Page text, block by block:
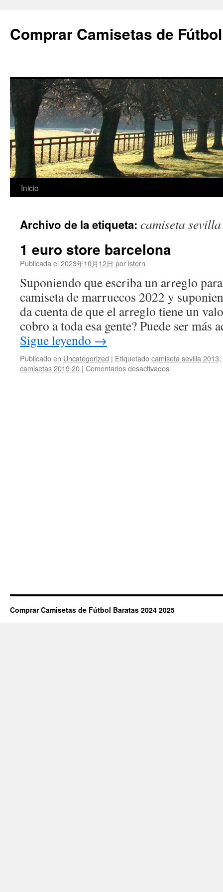
Comprar Camisetas de
Saltar
contenido
Inicio
Archivo de la etiqueta: camiseta
1 euro store barcelona
Publicada el 2023年10月12日 por istern
Suponiendo que escriba un arreglo
camiseta de marruecos 2022 y
da cuenta de que el arreglo tiene un
cobro a toda esa gente? Puede ser
Sigue leyendo →
Publicado en Uncategorized | Etiquetadocamiseta sevilla 2013,
camisetas 2019 20 | Comentarios desactivadosen
Comprar Camisetas de Fútbol Baratas 2024 2025